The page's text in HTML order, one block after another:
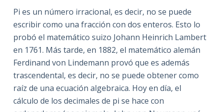
Pi es un número irracional, es decir, no se puede
escribir como una fracción con dos enteros. Esto lo
probó el matemático suizo Johann Heinrich Lambert
en 1761. Más tarde, en 1882, el matemático alemán
Ferdinand von Lindemann provó que es además
trascendental, es decir, no se puede obtener como
raíz de una ecuación algebraica. Hoy en día, el
cálculo de los decimales de pi se hace con